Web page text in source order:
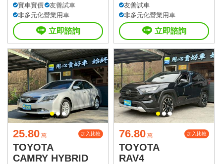
實車實價
友善試車
非多元化營業用車
立即諮詢
友善試車
非多元化營業用車
立即諮詢
25.80 萬 加入比較
TOYOTA
CAMRY HYBRID
76.80 萬 加入比較
TOYOTA
RAV4